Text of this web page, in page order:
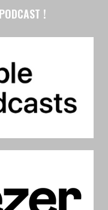
!